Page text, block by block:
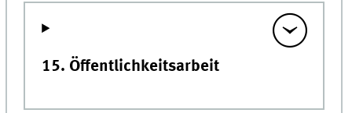
15. Öffentlichkeitsarbeit